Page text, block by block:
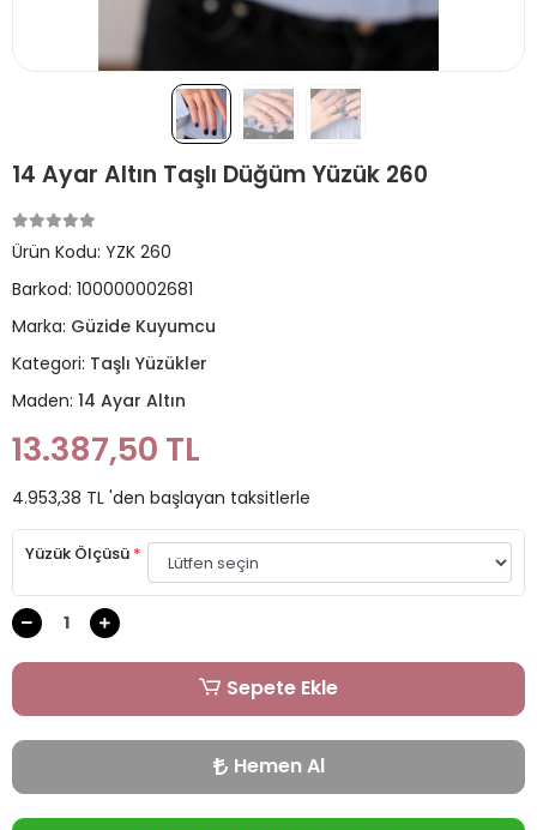
14 Ayar Altın Taşlı Düğüm Yüzük 260
Ürün Kodu: YZK 260
Barkod: 100000002681
Marka: Güzide Kuyumcu
Kategori: Taşlı Yüzükler
Maden: 14 Ayar Altın
13.387,50 TL
4.953,38 TL 'den başlayan taksitlerle
Yüzük Ölçüsü *
Sepete Ekle
Hemen Al